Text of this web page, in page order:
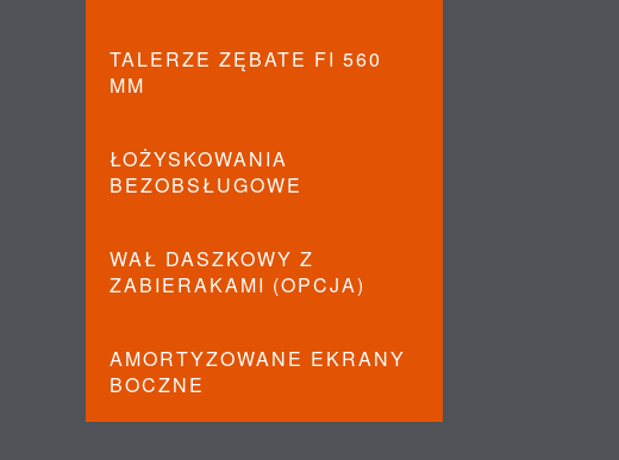
TALERZE ZĘBATE FI 560
MM
ŁOŻYSKOWANIA
BEZOBSŁUGOWE
WAŁ DASZKOWY Z
ZABIERAKAMI (OPCJA)
AMORTYZOWANE EKRANY
BOCZNE